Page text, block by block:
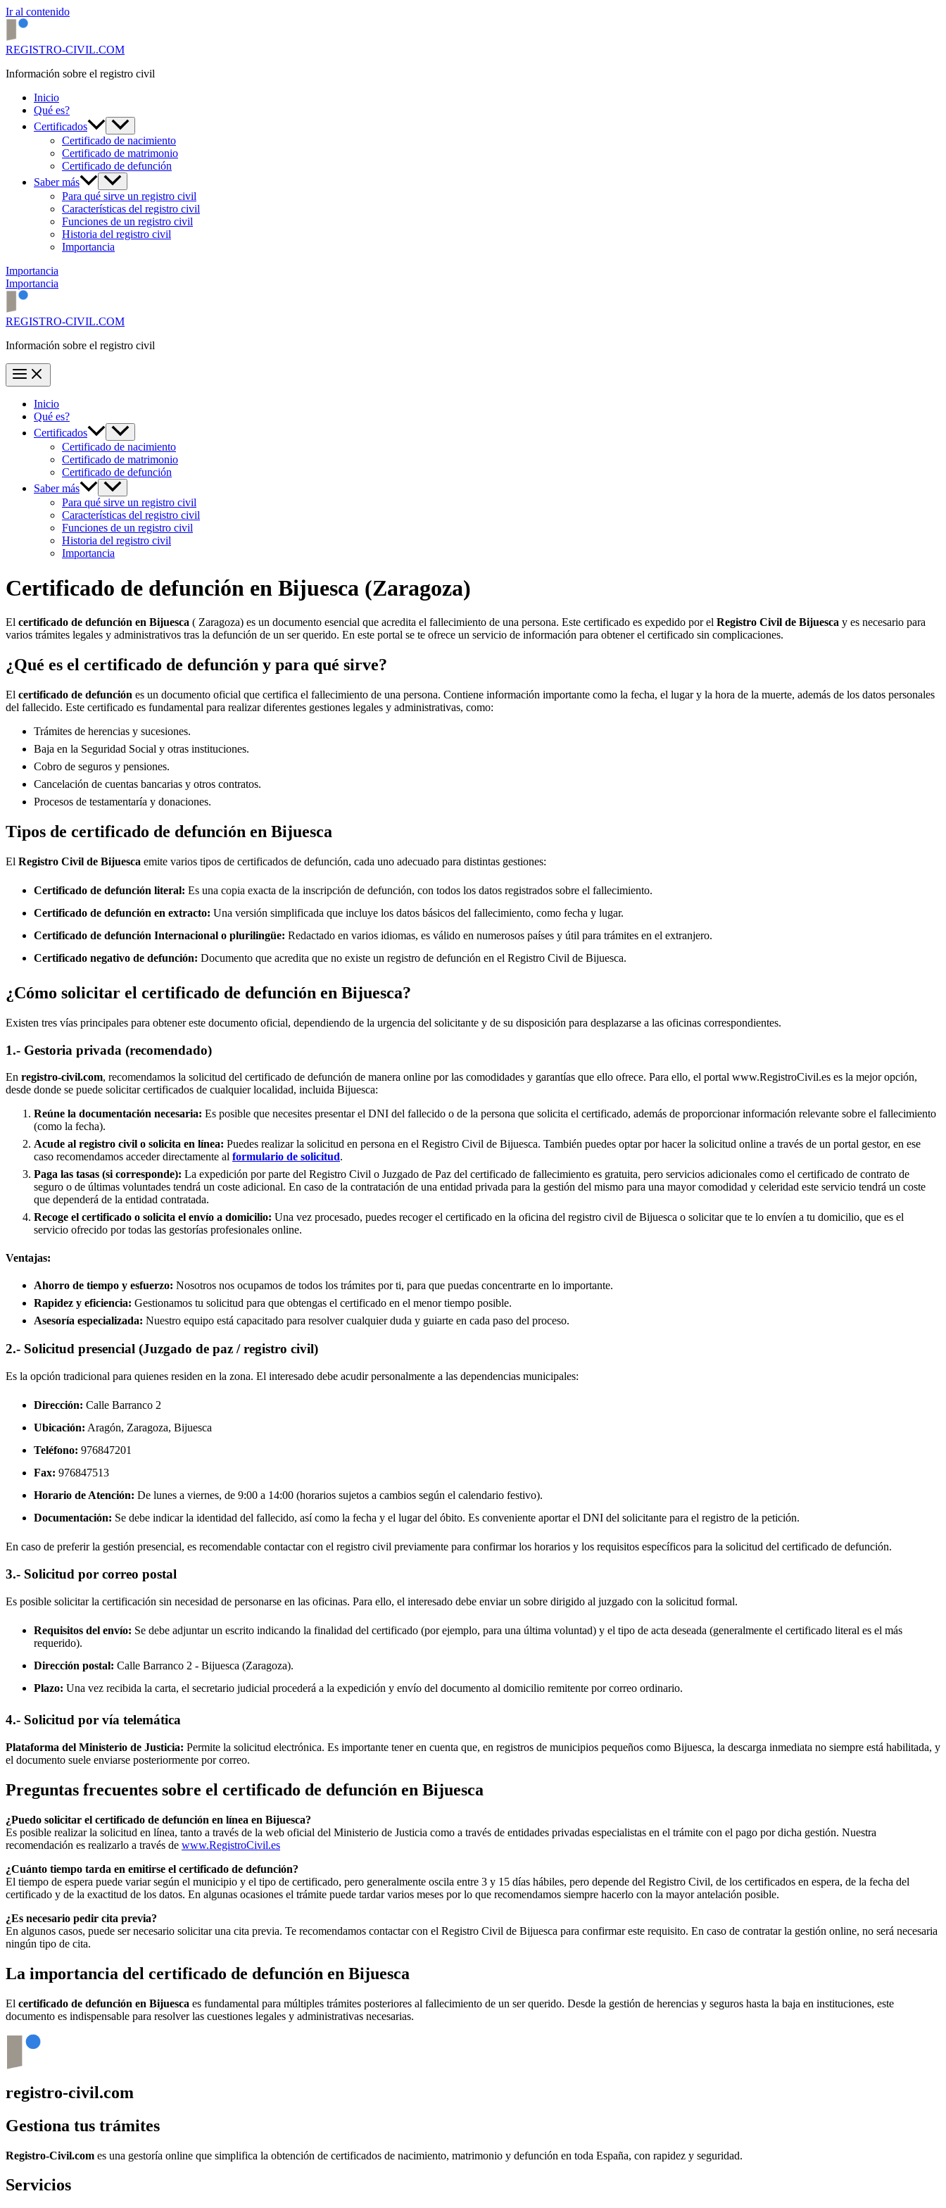
Ir al contenido
REGISTRO-CIVIL.COM
Información sobre el registro civil
Inicio
Qué es?
Certificados
Certificado de nacimiento
Certificado de matrimonio
Certificado de defunción
Saber más
Para qué sirve un registro civil
Características del registro civil
Funciones de un registro civil
Historia del registro civil
Importancia
Importancia
Importancia
REGISTRO-CIVIL.COM
Información sobre el registro civil
Inicio
Qué es?
Certificados
Certificado de nacimiento
Certificado de matrimonio
Certificado de defunción
Saber más
Para qué sirve un registro civil
Características del registro civil
Funciones de un registro civil
Historia del registro civil
Importancia
Certificado de defunción en Bijuesca (Zaragoza)
El certificado de defunción en Bijuesca ( Zaragoza) es un documento esencial que acredita el fallecimiento de una persona. Este certificado es expedido por el Registro Civil de Bijuesca y es necesario para
varios trámites legales y administrativos tras la defunción de un ser querido. En este portal se te ofrece un servicio de información para obtener el certificado sin complicaciones.
¿Qué es el certificado de defunción y para qué sirve?
El certificado de defunción es un documento oficial que certifica el fallecimiento de una persona. Contiene información importante como la fecha, el lugar y la hora de la muerte, además de los datos personales
del fallecido. Este certificado es fundamental para realizar diferentes gestiones legales y administrativas, como:
Trámites de herencias y sucesiones.
Baja en la Seguridad Social y otras instituciones.
Cobro de seguros y pensiones.
Cancelación de cuentas bancarias y otros contratos.
Procesos de testamentaría y donaciones.
Tipos de certificado de defunción en Bijuesca
El Registro Civil de Bijuesca emite varios tipos de certificados de defunción, cada uno adecuado para distintas gestiones:
Certificado de defunción literal: Es una copia exacta de la inscripción de defunción, con todos los datos registrados sobre el fallecimiento.
Certificado de defunción en extracto: Una versión simplificada que incluye los datos básicos del fallecimiento, como fecha y lugar.
Certificado de defunción Internacional o plurilingüe: Redactado en varios idiomas, es válido en numerosos países y útil para trámites en el extranjero.
Certificado negativo de defunción: Documento que acredita que no existe un registro de defunción en el Registro Civil de Bijuesca.
¿Cómo solicitar el certificado de defunción en Bijuesca?
Existen tres vías principales para obtener este documento oficial, dependiendo de la urgencia del solicitante y de su disposición para desplazarse a las oficinas correspondientes.
1.- Gestoria privada (recomendado)
En registro-civil.com, recomendamos la solicitud del certificado de defunción de manera online por las comodidades y garantías que ello ofrece. Para ello, el portal www.RegistroCivil.es es la mejor opción,
desde donde se puede solicitar certificados de cualquier localidad, incluida Bijuesca:
Reúne la documentación necesaria: Es posible que necesites presentar el DNI del fallecido o de la persona que solicita el certificado, además de proporcionar información relevante sobre el fallecimiento
(como la fecha).
Acude al registro civil o solicita en línea: Puedes realizar la solicitud en persona en el Registro Civil de Bijuesca. También puedes optar por hacer la solicitud online a través de un portal gestor, en ese
caso recomendamos acceder directamente al formulario de solicitud.
Paga las tasas (si corresponde): La expedición por parte del Registro Civil o Juzgado de Paz del certificado de fallecimiento es gratuita, pero servicios adicionales como el certificado de contrato de
seguro o de últimas voluntades tendrá un coste adicional. En caso de la contratación de una entidad privada para la gestión del mismo para una mayor comodidad y celeridad este servicio tendrá un coste
que dependerá de la entidad contratada.
Recoge el certificado o solicita el envío a domicilio: Una vez procesado, puedes recoger el certificado en la oficina del registro civil de Bijuesca o solicitar que te lo envíen a tu domicilio, que es el
servicio ofrecido por todas las gestorías profesionales online.
Ventajas:
Ahorro de tiempo y esfuerzo: Nosotros nos ocupamos de todos los trámites por ti, para que puedas concentrarte en lo importante.
Rapidez y eficiencia: Gestionamos tu solicitud para que obtengas el certificado en el menor tiempo posible.
Asesoría especializada: Nuestro equipo está capacitado para resolver cualquier duda y guiarte en cada paso del proceso.
2.- Solicitud presencial (Juzgado de paz / registro civil)
Es la opción tradicional para quienes residen en la zona. El interesado debe acudir personalmente a las dependencias municipales:
Dirección: Calle Barranco 2
Ubicación: Aragón, Zaragoza, Bijuesca
Teléfono: 976847201
Fax: 976847513
Horario de Atención: De lunes a viernes, de 9:00 a 14:00 (horarios sujetos a cambios según el calendario festivo).
Documentación: Se debe indicar la identidad del fallecido, así como la fecha y el lugar del óbito. Es conveniente aportar el DNI del solicitante para el registro de la petición.
En caso de preferir la gestión presencial, es recomendable contactar con el registro civil previamente para confirmar los horarios y los requisitos específicos para la solicitud del certificado de defunción.
3.- Solicitud por correo postal
Es posible solicitar la certificación sin necesidad de personarse en las oficinas. Para ello, el interesado debe enviar un sobre dirigido al juzgado con la solicitud formal.
Requisitos del envío: Se debe adjuntar un escrito indicando la finalidad del certificado (por ejemplo, para una última voluntad) y el tipo de acta deseada (generalmente el certificado literal es el más
requerido).
Dirección postal: Calle Barranco 2 - Bijuesca (Zaragoza).
Plazo: Una vez recibida la carta, el secretario judicial procederá a la expedición y envío del documento al domicilio remitente por correo ordinario.
4.- Solicitud por vía telemática
Plataforma del Ministerio de Justicia: Permite la solicitud electrónica. Es importante tener en cuenta que, en registros de municipios pequeños como Bijuesca, la descarga inmediata no siempre está habilitada, y
el documento suele enviarse posteriormente por correo.
Preguntas frecuentes sobre el certificado de defunción en Bijuesca
¿Puedo solicitar el certificado de defunción en línea en Bijuesca?
Es posible realizar la solicitud en línea, tanto a través de la web oficial del Ministerio de Justicia como a través de entidades privadas especialistas en el trámite con el pago por dicha gestión. Nuestra
recomendación es realizarlo a través de www.RegistroCivil.es
¿Cuánto tiempo tarda en emitirse el certificado de defunción?
El tiempo de espera puede variar según el municipio y el tipo de certificado, pero generalmente oscila entre 3 y 15 días hábiles, pero depende del Registro Civil, de los certificados en espera, de la fecha del
certificado y de la exactitud de los datos. En algunas ocasiones el trámite puede tardar varios meses por lo que recomendamos siempre hacerlo con la mayor antelación posible.
¿Es necesario pedir cita previa?
En algunos casos, puede ser necesario solicitar una cita previa. Te recomendamos contactar con el Registro Civil de Bijuesca para confirmar este requisito. En caso de contratar la gestión online, no será necesaria
ningún tipo de cita.
La importancia del certificado de defunción en Bijuesca
El certificado de defunción en Bijuesca es fundamental para múltiples trámites posteriores al fallecimiento de un ser querido. Desde la gestión de herencias y seguros hasta la baja en instituciones, este
documento es indispensable para resolver las cuestiones legales y administrativas necesarias.
registro-civil.com
Gestiona tus trámites
Registro-Civil.com es una gestoría online que simplifica la obtención de certificados de nacimiento, matrimonio y defunción en toda España, con rapidez y seguridad.
Servicios